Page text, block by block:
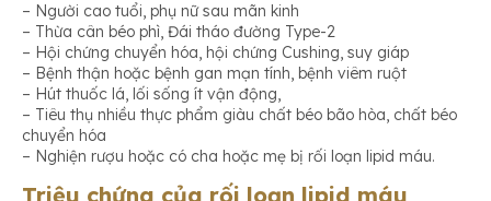
– Người cao tuổi, phụ nữ sau mãn kinh
– Thừa cân béo phì, Đái tháo đường Type-2
– Hội chứng chuyển hóa, hội chứng Cushing, suy giáp
– Bệnh thận hoặc bệnh gan mạn tính, bệnh viêm ruột
– Hút thuốc lá, lối sống ít vận động,
– Tiêu thụ nhiều thực phẩm giàu chất béo bão hòa, chất béo
chuyển hóa
– Nghiện rượu hoặc có cha hoặc mẹ bị rối loạn lipid máu.
Triệu chứng của rối loạn lipid máu